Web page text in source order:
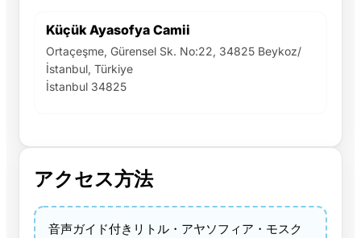
Küçük Ayasofya Camii
Ortaçeşme, Gürensel Sk. No:22, 34825 Beykoz/
İstanbul, Türkiye
İstanbul 34825
アクセス方法
音声ガイド付きリトル・アヤソフィア・モスク